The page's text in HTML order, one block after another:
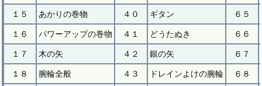
１５ あかりの巻物 ４０ ギタン ６５
１６ パワーアップの巻物 ４１ どうたぬき ６６
１７ 木の矢 ４２ 銀の矢 ６７
１８ 腕輪全般 ４３ ドレインよけの腕輪 ６８